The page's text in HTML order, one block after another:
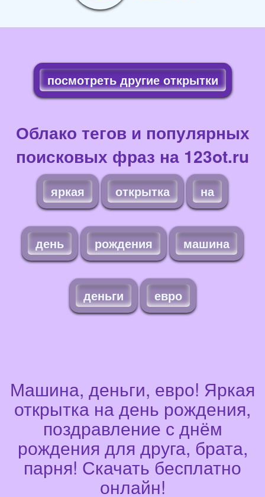
посмотреть другие открытки
Облако тегов и популярных
поисковых фраз на 123ot.ru
яркая открытка на
день рождения машина
деньги евро
Машина, деньги, евро! Яркая
открытка на день рождения,
поздравление с днём
рождения для друга, брата,
парня! Скачать бесплатно
онлайн!